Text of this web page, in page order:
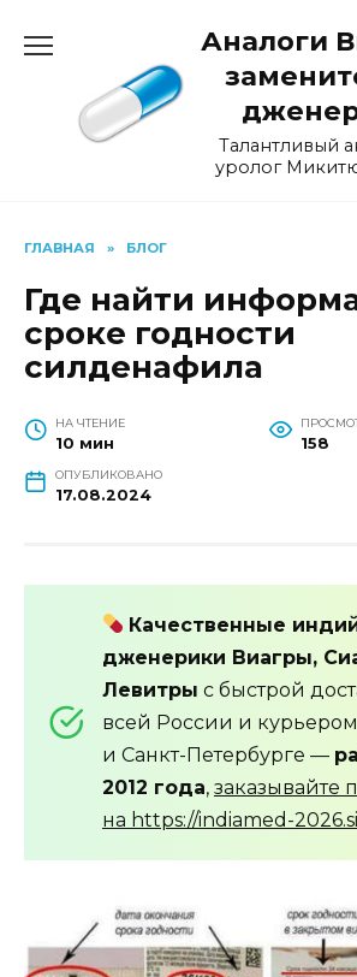
Аналоги
Талантливый
уролог
ГЛАВНАЯ » БЛОГ
Где найти
сроке годности
силденафила
НА ЧТЕНИЕ
10 мин 158
ОПУБЛИКОВАНО
17.08.2024
Качественные
дженерики Виагры,
Левитры с быстрой
всей России и курьером
и Санкт-Петербурге —
2012 года, заказывайте
на https://indiamed-